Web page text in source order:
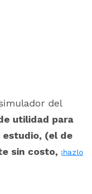
del
utilidad para
estudio, (el de
sin costo, ¡hazlo